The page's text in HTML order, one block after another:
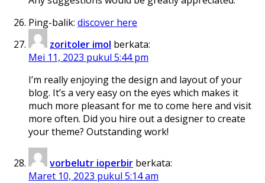
Ping-balik: discover here
zoritoler imol berkata:
Mei 11, 2023 pukul 5:44 pm
I’m really enjoying the design and layout of your
blog. It’s a very easy on the eyes which makes it
much more pleasant for me to come here and visit
more often. Did you hire out a designer to create
your theme? Outstanding work!
vorbelutr ioperbir berkata:
Maret 10, 2023 pukul 5:14 am